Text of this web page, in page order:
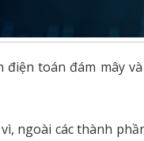
toán đám mây
ngoài các thành